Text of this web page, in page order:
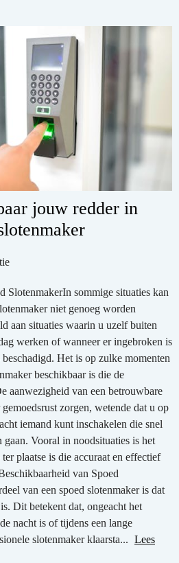
jouw redder in
SlotenmakerIn sommige situaties kan
niet genoeg worden
aan situaties waarin u uzelf buiten
werken of wanneer er ingebroken is
Het is op zulke momenten
beschikbaar is die de
aanwezigheid van een betrouwbare
zorgen, wetende dat u op
iemand kunt inschakelen die snel
Vooral in noodsituaties is het
plaatse is die accuraat en effectief
van Spoed
van een spoed slotenmaker is dat
Dit betekent dat, ongeacht het
nacht is of tijdens een lange
slotenmaker klaarsta... Lees